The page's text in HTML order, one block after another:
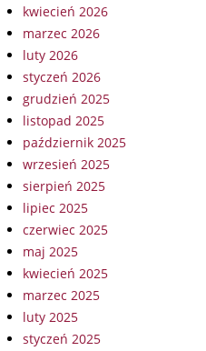
kwiecień 2026
marzec 2026
luty 2026
styczeń 2026
grudzień 2025
listopad 2025
październik 2025
wrzesień 2025
sierpień 2025
lipiec 2025
czerwiec 2025
maj 2025
kwiecień 2025
marzec 2025
luty 2025
styczeń 2025